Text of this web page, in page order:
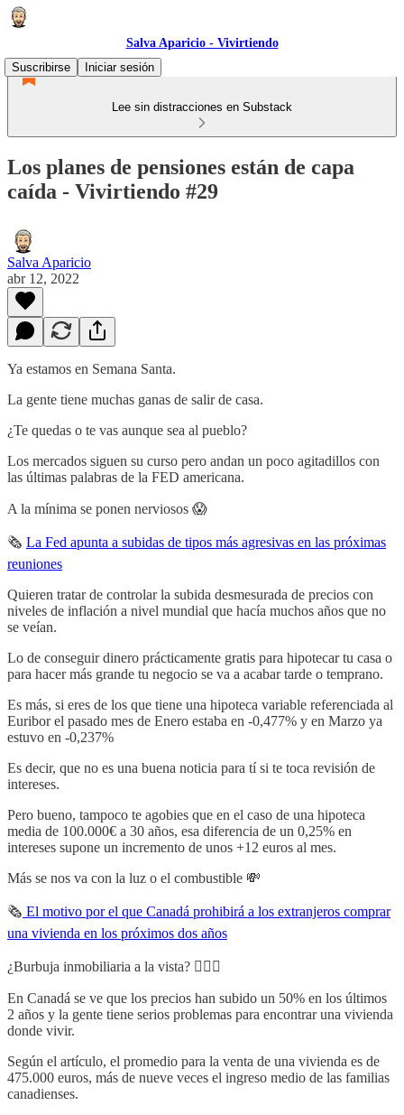
Salva Aparicio - Vivirtiendo
Suscribirse
Iniciar sesión
Lee sin distracciones en Substack
Los planes de pensiones están de capa
caída - Vivirtiendo #29
Salva Aparicio
abr 12, 2022
Ya estamos en Semana Santa.
La gente tiene muchas ganas de salir de casa.
¿Te quedas o te vas aunque sea al pueblo?
Los mercados siguen su curso pero andan un poco agitadillos con
las últimas palabras de la FED americana.
A la mínima se ponen nerviosos 😱
🗞️ La Fed apunta a subidas de tipos más agresivas en las próximas
reuniones
Quieren tratar de controlar la subida desmesurada de precios con
niveles de inflación a nivel mundial que hacía muchos años que no
se veían.
Lo de conseguir dinero prácticamente gratis para hipotecar tu casa o
para hacer más grande tu negocio se va a acabar tarde o temprano.
Es más, si eres de los que tiene una hipoteca variable referenciada al
Euribor el pasado mes de Enero estaba en -0,477% y en Marzo ya
estuvo en -0,237%
Es decir, que no es una buena noticia para tí si te toca revisión de
intereses.
Pero bueno, tampoco te agobies que en el caso de una hipoteca
media de 100.000€ a 30 años, esa diferencia de un 0,25% en
intereses supone un incremento de unos +12 euros al mes.
Más se nos va con la luz o el combustible 💸
🗞 El motivo por el que Canadá prohibirá a los extranjeros comprar
una vivienda en los próximos dos años
¿Burbuja inmobiliaria a la vista? 🤷🏼‍♂️
En Canadá se ve que los precios han subido un 50% en los últimos
2 años y la gente tiene serios problemas para encontrar una vivienda
donde vivir.
Según el artículo, el promedio para la venta de una vivienda es de
475.000 euros, más de nueve veces el ingreso medio de las familias
canadienses.